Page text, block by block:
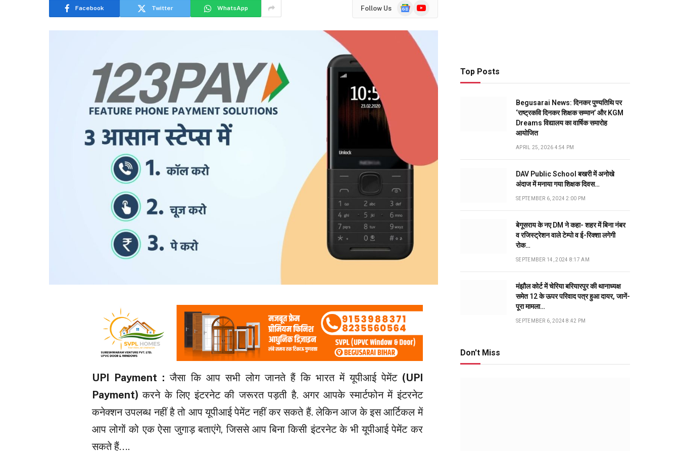
Facebook Twitter WhatsApp Follow Us
GoogleYouTube
UPI Payment :जैसा कि आप सभी लोग जानते हैं कि भारत में यूपीआई पेमेंट (UPI
Payment)करने के लिए इंटरनेट की जरूरत पड़ती है. अगर आपके स्मार्टफोन में इंटरनेट
कनेक्शन उपलब्ध नहीं है तो आप यूपीआई पेमेंट नहीं कर सकते हैं. लेकिन आज के इस आर्टिकल में
आप लोगों को एक ऐसा जुगाड़ बताएंगे, जिससे आप बिना किसी इंटरनेट के भी यूपीआई पेमेंट कर
सकते हैं….
Top Posts
Begusarai News: दिनकर पुण्यतिथि पर
‘राष्ट्रकवि दिनकर शिक्षक सम्मान’ और KGM
Dreams विद्यालय का वार्षिक समारोह
आयोजित
APRIL 25, 2026 4:54 PM
DAV Public School बखरी में अनोखे
अंदाज में मनाया गया शिक्षक दिवस…
SEPTEMBER 6, 2024 2:00 PM
बेगूसराय के नए DM ने कहा- शहर में बिना नंबर
व रजिस्ट्रेशन वाले टेम्पो व ई-रिक्शा लगेगी
रोक…
SEPTEMBER 14, 2024 8:17 AM
मंझौल कोर्ट में चेरिया बरियारपुर की थानाध्यक्ष
समेत 12 के ऊपर परिवाद पत्र हुआ दायर, जानें-
पूरा मामला…
SEPTEMBER 6, 2024 8:42 PM
Don't Miss